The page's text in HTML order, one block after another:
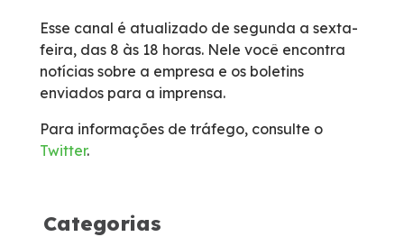
Política de Gestão Integrada
Ações Ambientais
Obras Acordo Leniência
Esse canal é atualizado de segunda a sexta-
feira, das 8 às 18 horas. Nele você encontra
notícias sobre a empresa e os boletins
enviados para a imprensa.
Para informações de tráfego, consulte o
Twitter.
Categorias